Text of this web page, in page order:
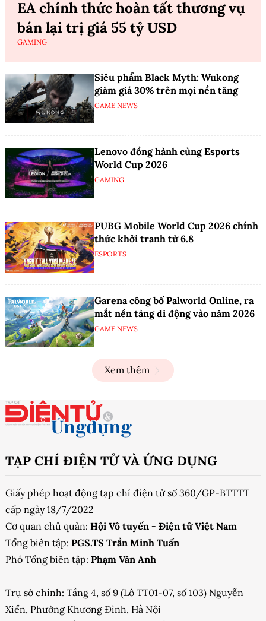
EA chính thức hoàn tất thương vụ
bán lại trị giá 55 tỷ USD
GAMING
Siêu phẩm Black Myth: Wukong
giảm giá 30% trên mọi nền tảng
GAME NEWS
Lenovo đồng hành cùng Esports
World Cup 2026
GAMING
PUBG Mobile World Cup 2026 chính
thức khởi tranh từ 6.8
ESPORTS
Garena công bố Palworld Online, ra
mắt nền tảng di động vào năm 2026
GAME NEWS
Xem thêm
TẠP CHÍ ĐIỆN TỬ VÀ ỨNG DỤNG
Giấy phép hoạt động tạp chí điện tử số 360/GP-BTTTT
cấp ngày 18/7/2022
Cơ quan chủ quản: Hội Vô tuyến - Điện tử Việt Nam
Tổng biên tập: PGS.TS Trần Minh Tuấn
Phó Tổng biên tập: Phạm Văn Anh
Trụ sở chính: Tầng 4, số 9 (Lô TT01-07, số 103) Nguyễn
Xiển, Phường Khương Đình, Hà Nội